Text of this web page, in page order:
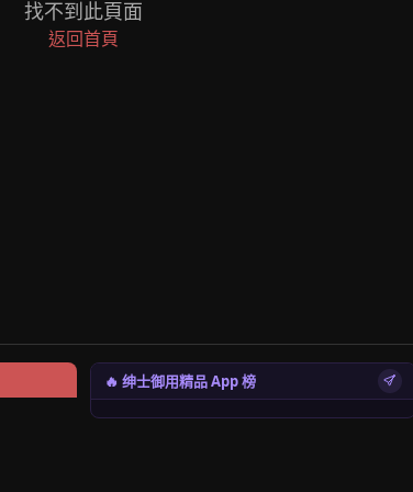
找不到此頁面
返回首頁
🔥 绅士御用精品 App 榜